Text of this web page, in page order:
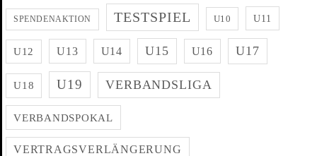
SPENDENAKTION TESTSPIEL U10 U11
U12 U13 U14 U15 U16 U17
U18 U19 VERBANDSLIGA
VERBANDSPOKAL
VERTRAGSVERLÄNGERUNG